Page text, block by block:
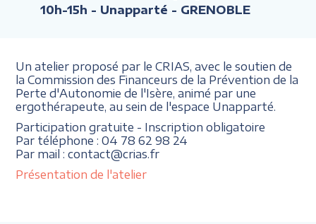
10h-15h - Unapparté - GRENOBLE
Un atelier proposé par le CRIAS, avec le soutien de
la Commission des Financeurs de la Prévention de la
Perte d'Autonomie de l'Isère, animé par une
ergothérapeute, au sein de l'espace Unapparté.
Participation gratuite - Inscription obligatoire
Par téléphone : 04 78 62 98 24
Par mail : contact@crias.fr
Présentation de l'atelier